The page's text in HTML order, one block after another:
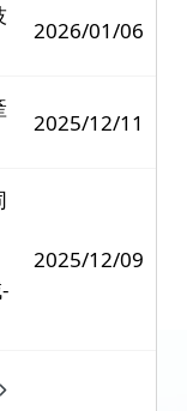
2026/01/06
2025/12/11
2025/12/09